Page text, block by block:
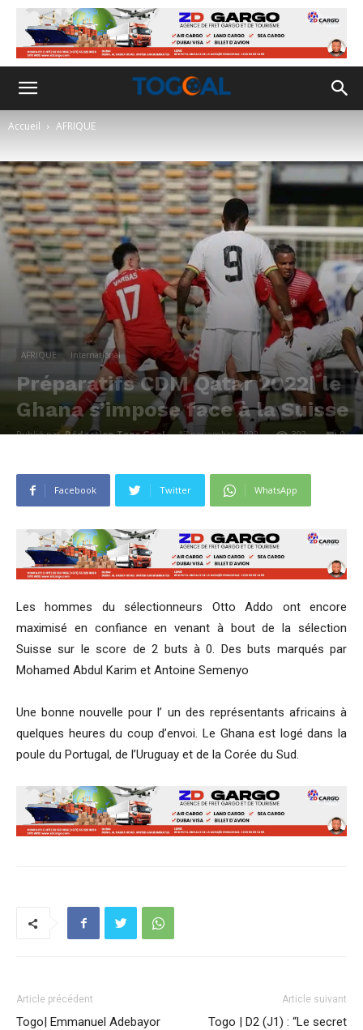
Accueil AFRIQUE
AFRIQUE International
Préparatifs CDM Qatar 2022| le
Ghana s’impose face à la Suisse
Publié par Rédaction Togo Goal - 17 novembre 2022 302 0
Facebook Twitter WhatsApp
Les hommes du sélectionneurs Otto Addo ont encore
maximisé en confiance en venant à bout de la sélection
Suisse sur le score de 2 buts à 0. Des buts marqués par
Mohamed Abdul Karim et Antoine Semenyo
Une bonne nouvelle pour l’ un des représentants africains à
quelques heures du coup d’envoi. Le Ghana est logé dans la
poule du Portugal, de l’Uruguay et de la Corée du Sud.
Article précédent
Togo| Emmanuel Adebayor
Article suivant
Togo | D2 (J1) : “Le secret